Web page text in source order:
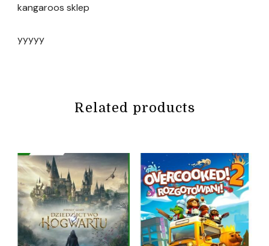
kangaroos sklep
yyyyy
Related products